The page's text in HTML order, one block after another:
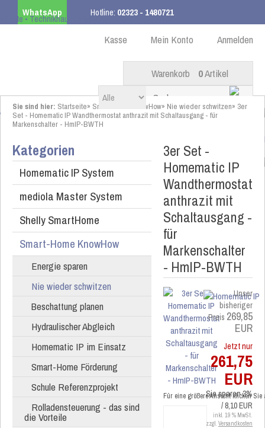
WhatsApp Hotline: 02323 - 1480721
ab 99,00 € innerhalb DE Anmelden
Mein Konto
Kasse
Warenkorb 0Artikel
Sie sind hier: Startseite» Smart-Home KnowHow» Nie wieder schwitzen» 3er
Set - Homematic IP Wandthermostat anthrazit mit Schaltausgang - für
Markenschalter - HmIP-BWTH
Kategorien
Homematic IP System
mediola Master System
Shelly SmartHome
Smart-Home KnowHow
Energie sparen
Nie wieder schwitzen
Beschattung planen
Hydraulischer Abgleich
Homematic IP im Einsatz
Smart-Home Förderung
Schule Referenzprojekt
Rolladensteuerung - das sind
die Vorteile
3er Set -
Homematic IP
Wandthermostat
anthrazit mit
Schaltausgang -
für
Markenschalter
- HmIP-BWTH
Für eine größere Ansicht klicken
Unser
bisheriger
Preis 269,85
EUR
Jetzt nur
261,75
EUR
Sie sparen 3%
/ 8,10 EUR
inkl. 19 % MwSt.
zzgl. Versandkosten